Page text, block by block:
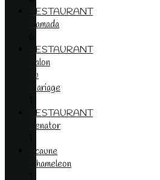
RESTAURANT
Ramada
RESTAURANT
Salon
du
Mariage
RESTAURANT
Senator
Scaune
Chameleon